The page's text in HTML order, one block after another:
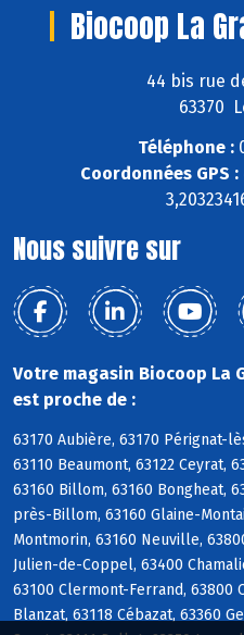
Biocoop La
44 bis rue
63370
Téléphone :
Coordonnées GPS :
Nous suivre sur
Votre magasin Biocoop La
est proche de :
63170 Aubière, 63170 Pérignat-
63110 Beaumont, 63122 Ceyrat,
63160 Billom, 63160 Bongheat,
près-Billom, 63160 Glaine-
Montmorin, 63160 Neuville,
Julien-de-Coppel, 63400
63100 Clermont-Ferrand, 63800
Blanzat, 63118 Cébazat, 63360